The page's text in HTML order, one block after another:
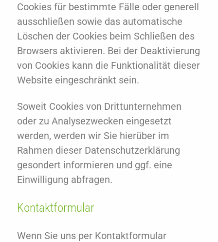
Cookies für bestimmte Fälle oder generell
ausschließen sowie das automatische
Löschen der Cookies beim Schließen des
Browsers aktivieren. Bei der Deaktivierung
von Cookies kann die Funktionalität dieser
Website eingeschränkt sein.
Soweit Cookies von Drittunternehmen
oder zu Analysezwecken eingesetzt
werden, werden wir Sie hierüber im
Rahmen dieser Datenschutzerklärung
gesondert informieren und ggf. eine
Einwilligung abfragen.
Kontaktformular
Wenn Sie uns per Kontaktformular